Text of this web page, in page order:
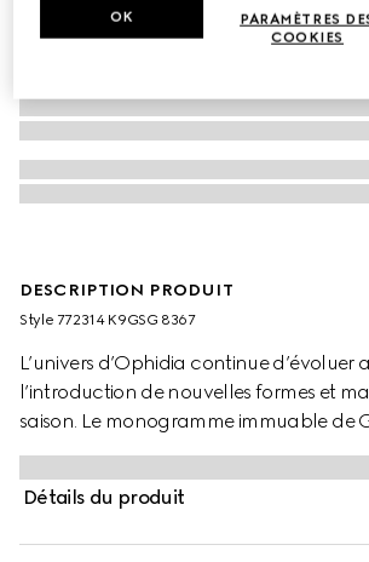
DESCRIPTION PRODUIT
Style ‎772314 K9GSG 8367
L’univers d’Ophidia continue d’évoluer
l’introduction de nouvelles formes et
saison. Le monogramme immuable de
continue d’enrichir de nouveaux
fièrement le logo. Ce mini sac à main,
la toile GG Supreme emblématique,
Détails du produit
PARAMÈTRES
COOKIES
OK